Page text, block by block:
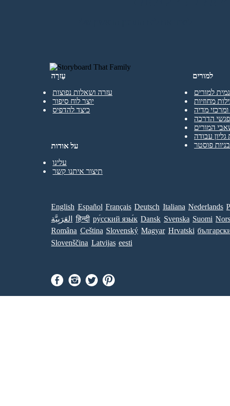
עֶזרָה
עזרה ושאלות נפוצות
יוצר לוח סיפור
כיצד להדפיס
למורים
למורים
מחוזיות
מדיה
הדרכה
המורים
גליון עבודה
פוסטר
על אודות
עלינו
תיצור איתנו קשר
English Español Français Deutsch Italiana Nederlands
العَرَبِيَّة
हिन्दी ру́сский язы́к Dansk Svenska Suomi
Româna Ceština Slovenský Magyar Hrvatski
Slovenščina Latvijas eesti